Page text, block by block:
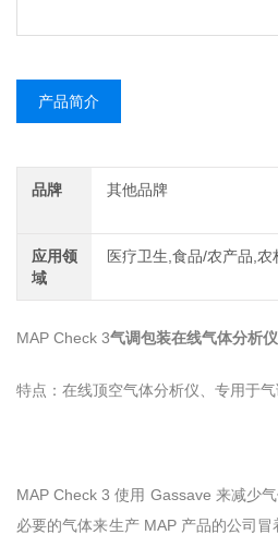
产品简介
品牌 其他品牌
应用领
域
医疗卫生,食品/农产品,农
MAP Check 3气调包装在线气体分析仪
特点：在线顶空气体分析仪、专用于
MAP Check 3 使用 Gassave 来减少气
必要的气体来生产 MAP 产品的公司冒